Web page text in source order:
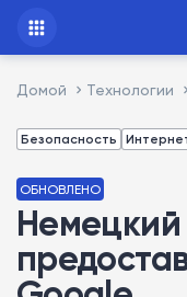
Домой Технологии
Безопасность
ОБНОВЛЕНО
Немецкий